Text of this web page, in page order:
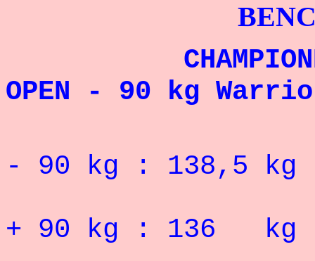
CHAMPIONNE
OPEN - 90 kg
- 90 kg : 138,5 kg
+ 90 kg : 136 kg